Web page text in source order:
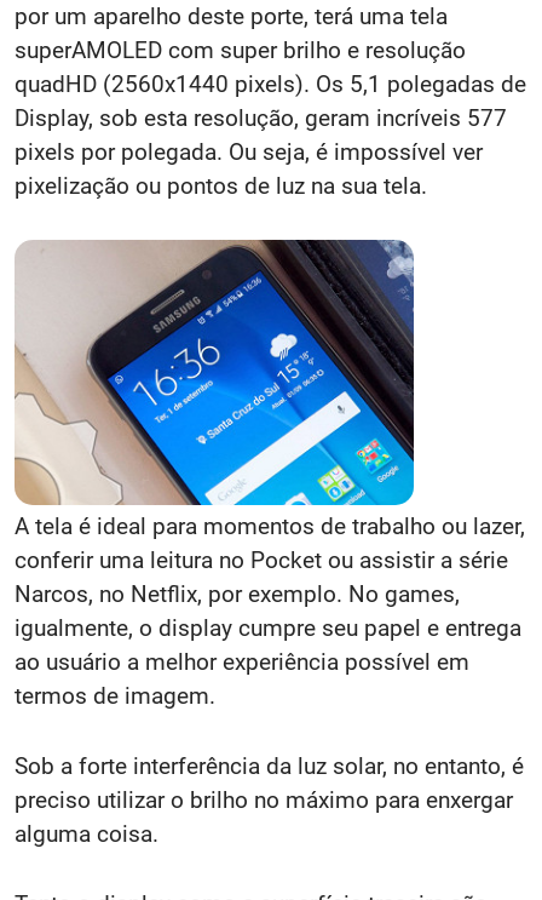
por um aparelho deste porte, terá uma tela
superAMOLED com super brilho e resolução
quadHD (2560x1440 pixels). Os 5,1 polegadas de
Display, sob esta resolução, geram incríveis 577
pixels por polegada. Ou seja, é impossível ver
pixelização ou pontos de luz na sua tela.
A tela é ideal para momentos de trabalho ou lazer,
conferir uma leitura no Pocket ou assistir a série
Narcos, no Netflix, por exemplo. No games,
igualmente, o display cumpre seu papel e entrega
ao usuário a melhor experiência possível em
termos de imagem.
Sob a forte interferência da luz solar, no entanto, é
preciso utilizar o brilho no máximo para enxergar
alguma coisa.